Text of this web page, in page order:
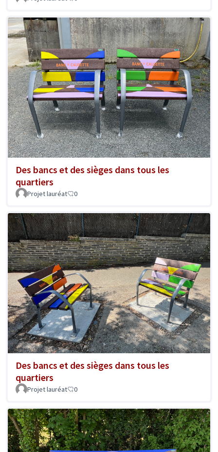
Des bancs et des sièges dans tous les
quartiers
Projet lauréat 0
Des bancs et des sièges dans tous les
quartiers
Projet lauréat 0